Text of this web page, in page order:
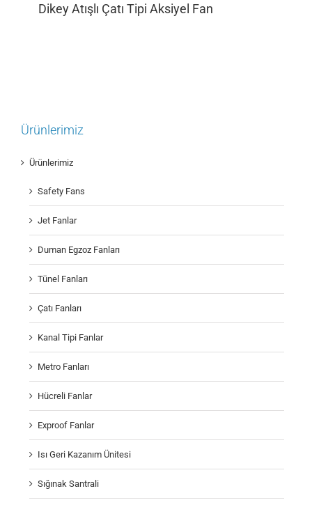
Dikey Atışlı Çatı Tipi Aksiyel Fan
Ürünlerimiz
Ürünlerimiz
Safety Fans
Jet Fanlar
Duman Egzoz Fanları
Tünel Fanları
Çatı Fanları
Kanal Tipi Fanlar
Metro Fanları
Hücreli Fanlar
Exproof Fanlar
Isı Geri Kazanım Ünitesi
Sığınak Santrali